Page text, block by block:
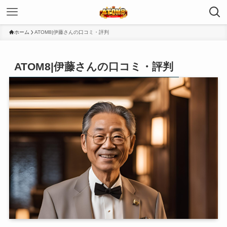
ホーム ATOM8|伊藤さんの口コミ・評判
ATOM8|伊藤さんの口コミ・評判